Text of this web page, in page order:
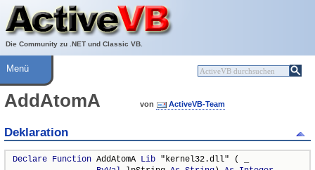
Die Community zu .NET und Classic VB.
Über ActiveVB
Hilfe
Menü
AddAtomA von ActiveVB-Team
Deklaration
Declare Function AddAtomA Lib "kernel32.dll" ( _